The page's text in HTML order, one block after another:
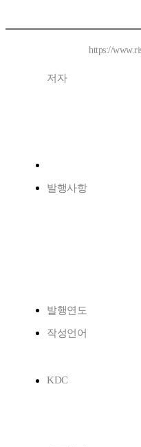
https://
저자
발행사항
발행연도
작성언어
KDC